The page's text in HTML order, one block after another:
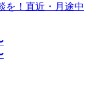
を！直近・月途中